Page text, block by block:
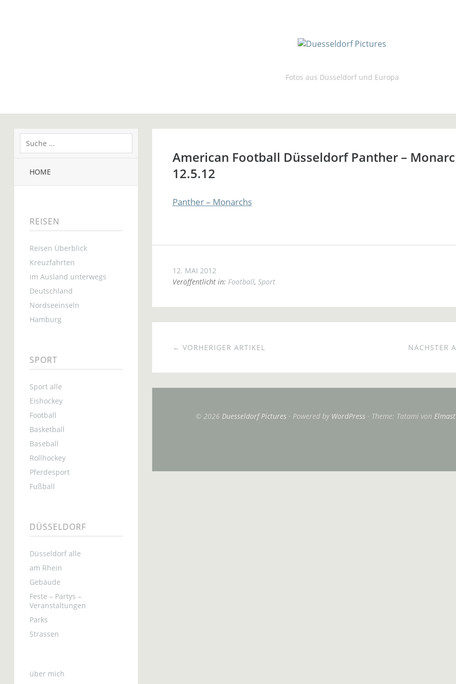
Fotos aus Düsseldorf und Europa
HOME
REISEN
Reisen Überblick
Kreuzfahrten
im Ausland unterwegs
Deutschland
Nordseeinseln
Hamburg
SPORT
Sport alle
Eishockey
Football
Basketball
Baseball
Rollhockey
Pferdesport
Fußball
DÜSSELDORF
Düsseldorf alle
am Rhein
Gebäude
Feste – Partys –
Veranstaltungen
Parks
Strassen
über mich
American Football Düsseldorf Panther –
12.5.12
Panther – Monarchs
12. MAI 2012
Veröffentlicht in: Football, Sport
NÄCHSTER
← VORHERIGER ARTIKEL
© 2026 Duesseldorf Pictures Powered by WordPress Theme: Tatami von